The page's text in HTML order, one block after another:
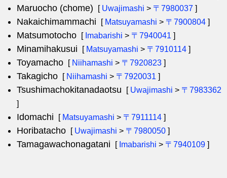
Maruocho (chome) [ Uwajimashi > 〒7980037 ]
Nakaichimammachi [ Matsuyamashi > 〒7900804 ]
Matsumotocho [ Imabarishi > 〒7940041 ]
Minamihakusui [ Matsuyamashi > 〒7910114 ]
Toyamacho [ Niihamashi > 〒7920823 ]
Takagicho [ Niihamashi > 〒7920031 ]
Tsushimachokitanadaotsu [ Uwajimashi > 〒7983362
]
Idomachi [ Matsuyamashi > 〒7911114 ]
Horibatacho [ Uwajimashi > 〒7980050 ]
Tamagawachonagatani [ Imabarishi > 〒7940109 ]